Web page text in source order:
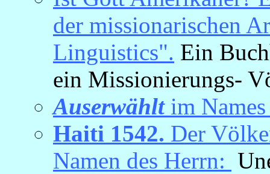
der missionarischen
Linguistics". Ein
ein Missionierungs-
Auserwähltim Names
Haiti 1542. Der
Namen des Herrn: